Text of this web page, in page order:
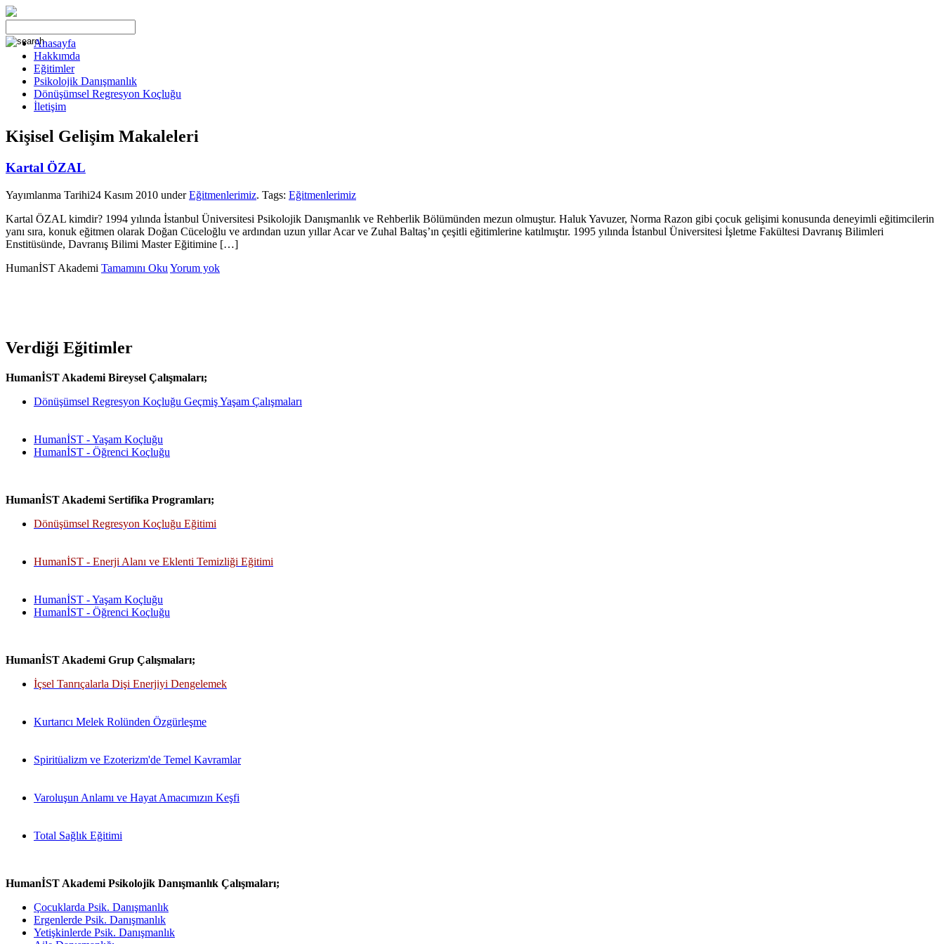
Anasayfa
Hakkımda
Eğitimler
Psikolojik Danışmanlık
Dönüşümsel Regresyon Koçluğu
İletişim
Kişisel Gelişim Makaleleri
Kartal ÖZAL
Yayımlanma Tarihi24 Kasım 2010 underEğitmenlerimiz. Tags: Eğitmenlerimiz
Kartal ÖZAL kimdir? 1994 yılında İstanbul Üniversitesi Psikolojik Danışmanlık ve Rehberlik Bölümünden mezun olmuştur. Haluk Yavuzer, Norma Razon gibi çocuk gelişimi konusunda deneyimli eğitimcilerin
yanı sıra, konuk eğitmen olarak Doğan Cüceloğlu ve ardından uzun yıllar Acar ve Zuhal Baltaş’ın çeşitli eğitimlerine katılmıştır. 1995 yılında İstanbul Üniversitesi İşletme Fakültesi Davranış Bilimleri
Enstitüsünde, Davranış Bilimi Master Eğitimine […]
HumanİST Akademi Tamamını Oku Yorum yokKartal
Verdiği Eğitimler
HumanİST Akademi Bireysel Çalışmaları;
Dönüşümsel Regresyon Koçluğu Geçmiş Yaşam Çalışmaları
HumanİST - Yaşam Koçluğu
HumanİST - Öğrenci Koçluğu
HumanİST Akademi Sertifika Programları;
Dönüşümsel Regresyon Koçluğu Eğitimi
HumanİST - Enerji Alanı ve Eklenti Temizliği Eğitimi
HumanİST - Yaşam Koçluğu
HumanİST - Öğrenci Koçluğu
HumanİST Akademi Grup Çalışmaları;
İçsel Tanrıçalarla Dişi Enerjiyi Dengelemek
Kurtarıcı Melek Rolünden Özgürleşme
Spiritüalizm ve Ezoterizm'de Temel Kavramlar
Varoluşun Anlamı ve Hayat Amacımızın Keşfi
Total Sağlık Eğitimi
HumanİST Akademi Psikolojik Danışmanlık Çalışmaları;
Çocuklarda Psik. Danışmanlık
Ergenlerde Psik. Danışmanlık
Yetişkinlerde Psik. Danışmanlık